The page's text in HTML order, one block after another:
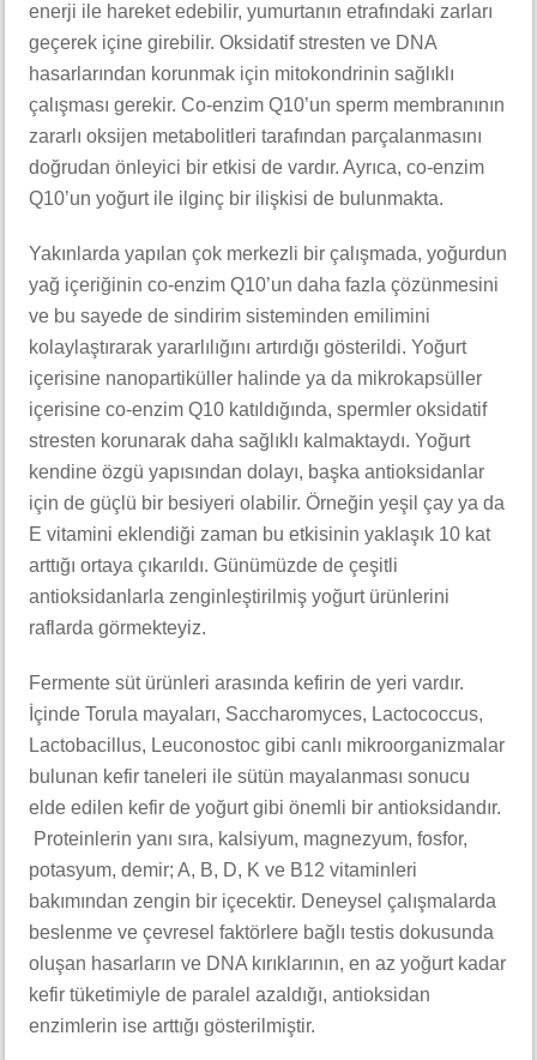
enerji ile hareket edebilir, yumurtanın etrafındaki zarları
geçerek içine girebilir. Oksidatif stresten ve DNA
hasarlarından korunmak için mitokondrinin sağlıklı
çalışması gerekir. Co-enzim Q10’un sperm membranının
zararlı oksijen metabolitleri tarafından parçalanmasını
doğrudan önleyici bir etkisi de vardır. Ayrıca, co-enzim
Q10’un yoğurt ile ilginç bir ilişkisi de bulunmakta.
Yakınlarda yapılan çok merkezli bir çalışmada, yoğurdun
yağ içeriğinin co-enzim Q10’un daha fazla çözünmesini
ve bu sayede de sindirim sisteminden emilimini
kolaylaştırarak yararlılığını artırdığı gösterildi. Yoğurt
içerisine nanopartiküller halinde ya da mikrokapsüller
içerisine co-enzim Q10 katıldığında, spermler oksidatif
stresten korunarak daha sağlıklı kalmaktaydı. Yoğurt
kendine özgü yapısından dolayı, başka antioksidanlar
için de güçlü bir besiyeri olabilir. Örneğin yeşil çay ya da
E vitamini eklendiği zaman bu etkisinin yaklaşık 10 kat
arttığı ortaya çıkarıldı. Günümüzde de çeşitli
antioksidanlarla zenginleştirilmiş yoğurt ürünlerini
raflarda görmekteyiz.
Fermente süt ürünleri arasında kefirin de yeri vardır.
İçinde Torula mayaları, Saccharomyces, Lactococcus,
Lactobacillus, Leuconostoc gibi canlı mikroorganizmalar
bulunan kefir taneleri ile sütün mayalanması sonucu
elde edilen kefir de yoğurt gibi önemli bir antioksidandır.
Proteinlerin yanı sıra, kalsiyum, magnezyum, fosfor,
potasyum, demir; A, B, D, K ve B12 vitaminleri
bakımından zengin bir içecektir. Deneysel çalışmalarda
beslenme ve çevresel faktörlere bağlı testis dokusunda
oluşan hasarların ve DNA kırıklarının, en az yoğurt kadar
kefir tüketimiyle de paralel azaldığı, antioksidan
enzimlerin ise arttığı gösterilmiştir.